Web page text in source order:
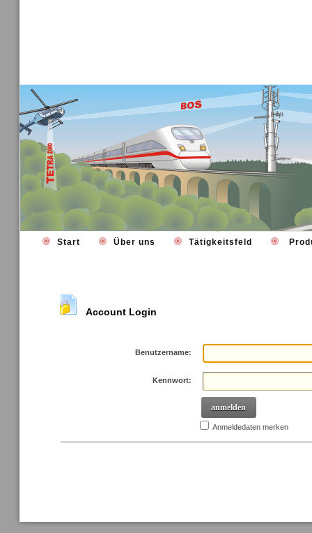
Start Über uns Tätigkeitsfeld
Account Login
Benutzername:
Kennwort:
anmelden
Anmeldedaten merken